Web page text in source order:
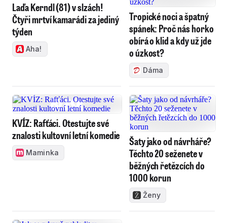
Laďa Kerndl (81) v slzách!
Čtyři mrtví kamarádi za jediný
týden
Aha!
Tropické noci a špatný
spánek: Proč nás horko
obírá o klid a kdy už jde
o úzkost?
Dáma
KVÍZ: Rafťáci. Otestujte své
znalosti kultovní letní komedie
Maminka
Šaty jako od návrháře?
Těchto 20 seženete v
běžných řetězcích do
1000 korun
Ženy